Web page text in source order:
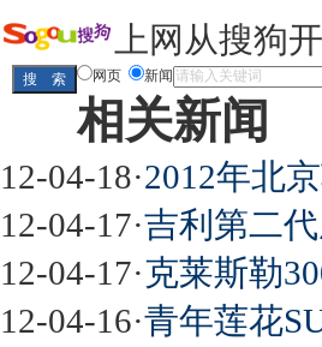
上网从搜狗
网页 新闻
相关新闻
12-04-18·2012年北
12-04-17·吉利第二
12-04-17·克莱斯勒
12-04-16·青年莲花